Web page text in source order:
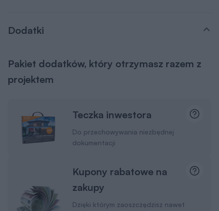
Dodatki
Pakiet dodatków, który otrzymasz razem z
projektem
Teczka inwestora
Do przechowywania niezbędnej
dokumentacji
Kupony rabatowe na
zakupy
Dzięki którym zaoszczędzisz nawet